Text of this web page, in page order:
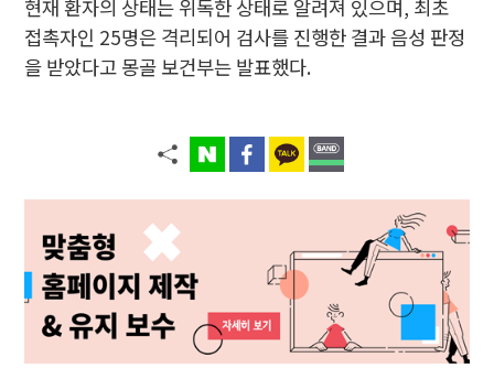
현재 환자의 상태는 위독한 상태로 알려져 있으며, 최초
접촉자인 25명은 격리되어 검사를 진행한 결과 음성 판정
을 받았다고 몽골 보건부는 발표했다.